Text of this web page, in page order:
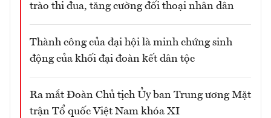
trào thi đua, tăng cường đối thoại nhân dân
Thành công của đại hội là minh chứng sinh
động của khối đại đoàn kết dân tộc
Ra mắt Đoàn Chủ tịch Ủy ban Trung ương Mặt
trận Tổ quốc Việt Nam khóa XI